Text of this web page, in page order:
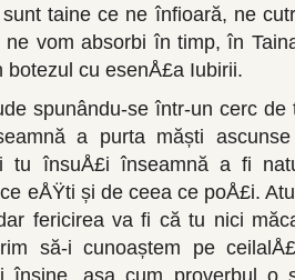
taine ce ne înfioară, ne
vom absorbi în timp, în
botezul cu esenÅ£a Iubirii.
spunându-se într-un cerc de
a purta măști
tu însuÅ£i înseamnă a fi
eÅŸti și de ceea ce poÅ£i.
fericirea va fi că tu nici
să-i cunoaștem pe
înșine, așa cum proverbul o